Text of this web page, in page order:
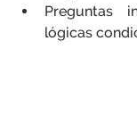
Preguntas
lógicas